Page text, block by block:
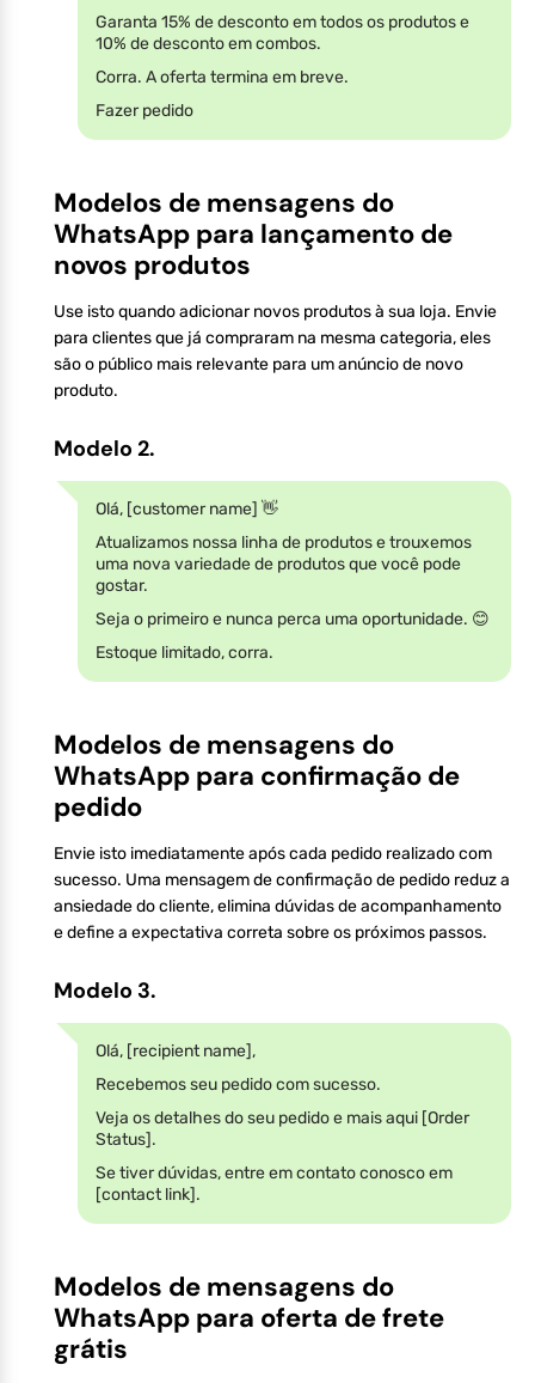
Garanta 15% de desconto em todos os produtos e
10% de desconto em combos.
Corra. A oferta termina em breve.
Fazer pedido
Modelos de mensagens do
WhatsApp para lançamento de
novos produtos
Use isto quando adicionar novos produtos à sua loja. Envie
para clientes que já compraram na mesma categoria, eles
são o público mais relevante para um anúncio de novo
produto.
Modelo 2.
Olá, [customer name] 👋
Atualizamos nossa linha de produtos e trouxemos
uma nova variedade de produtos que você pode
gostar.
Seja o primeiro e nunca perca uma oportunidade. 😊
Estoque limitado, corra.
Modelos de mensagens do
WhatsApp para confirmação de
pedido
Envie isto imediatamente após cada pedido realizado com
sucesso. Uma mensagem de confirmação de pedido reduz a
ansiedade do cliente, elimina dúvidas de acompanhamento
e define a expectativa correta sobre os próximos passos.
Modelo 3.
Olá, [recipient name],
Recebemos seu pedido com sucesso.
Veja os detalhes do seu pedido e mais aqui [Order
Status].
Se tiver dúvidas, entre em contato conosco em
[contact link].
Modelos de mensagens do
WhatsApp para oferta de frete
grátis